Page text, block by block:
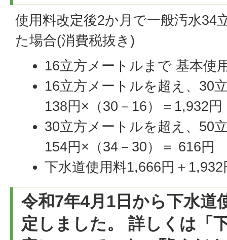
使用料改定後2か月で一般汚水34
た場合(消費税抜き)
16立方メートルまで 基本使
16立方メートルを超え、30
138円×（30－16）＝1,932円
30立方メートルを超え、50
154円×（34－30）＝ 616円
下水道使用料1,666円＋
令和7年4月1日から下水道
定しました。 詳しくは「